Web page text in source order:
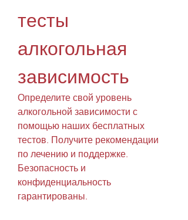
тесты
алкогольная
зависимость
Определите свой уровень
алкогольной зависимости с
помощью наших бесплатных
тестов. Получите рекомендации
по лечению и поддержке.
Безопасность и
конфиденциальность
гарантированы.